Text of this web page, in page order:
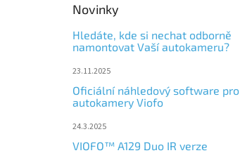
Novinky
Hledáte, kde si nechat odborně
namontovat Vaší autokameru?
23.11.2025
Oficiální náhledový software pro
autokamery Viofo
24.3.2025
VIOFO™ A129 Duo IR verze